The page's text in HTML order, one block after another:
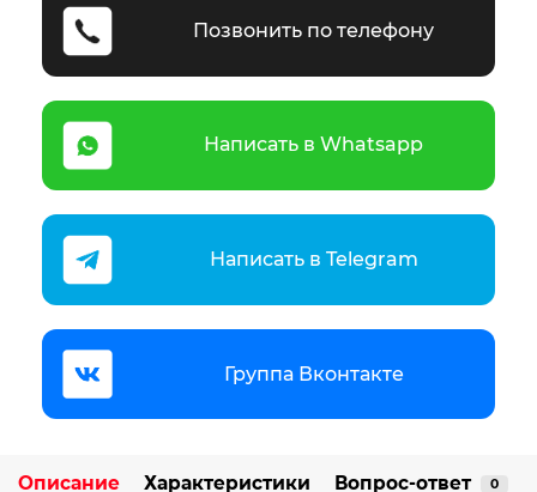
Позвонить по телефону
Написать в Whatsapp
Написать в Telegram
Группа Вконтакте
Описание Характеристики Вопрос-ответ 0